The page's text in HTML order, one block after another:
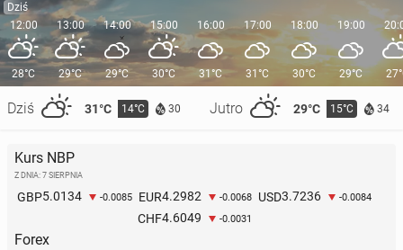
Dziś
12:00
28°C
Dziś 31°C 14°C 30 Jutro 29°C 15°C 34
13:00
29°C
14:00
29°C
15:00
30°C
16:00
31°C
17:00
31°C
18:00
30°C
19:00
29°C
Kurs NBP
Z DNIA: 7 SIERPNIA
GBP5.0134 -0.0085 EUR4.2982 -0.0068 USD3.7236 -0.0084
CHF4.6049 -0.0031
Forex